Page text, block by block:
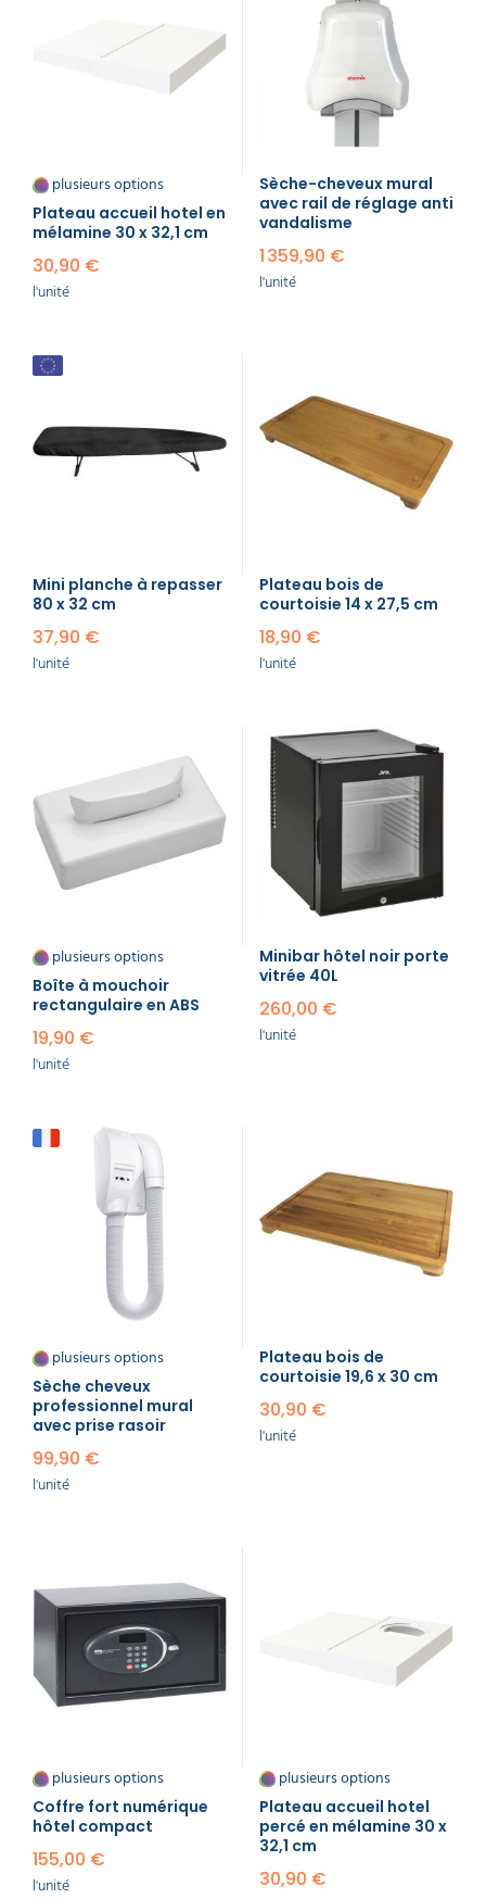
plusieurs options
Plateau accueil hotel​​ en
mélamine 30 x 32,1 cm
30,90 €
l'unité
Sèche-cheveux mural
avec rail de réglage anti
vandalisme
1 359,90 €
l'unité
Mini planche à repasser
80 x 32 cm
37,90 €
l'unité
Plateau bois de
courtoisie 14 x 27,5 cm
18,90 €
l'unité
plusieurs options
Boîte à mouchoir
rectangulaire en ABS
19,90 €
l'unité
Minibar hôtel noir porte
vitrée 40L
260,00 €
l'unité
plusieurs options
Sèche cheveux
professionnel mural
avec prise rasoir
99,90 €
l'unité
Plateau bois de
courtoisie 19,6 x 30 cm
30,90 €
l'unité
plusieurs options
Coffre fort numérique
hôtel compact
155,00 €
l'unité
plusieurs options
Plateau accueil hotel​
percé en mélamine 30 x
32,1 cm
30,90 €